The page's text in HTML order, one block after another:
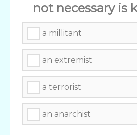
not necessary is
a millitant
an extremist
a terrorist
an anarchist